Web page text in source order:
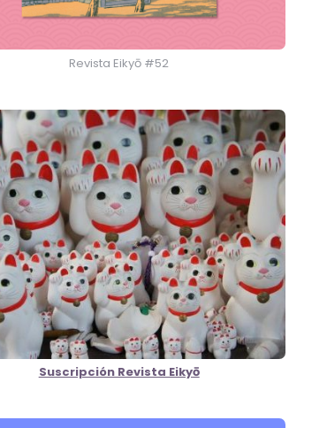
Revista Eikyō #52
Suscripción Revista Eikyō